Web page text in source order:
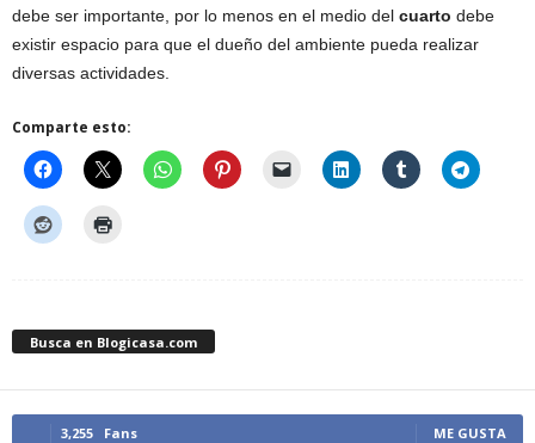
debe ser importante, por lo menos en el medio del cuarto debe
existir espacio para que el dueño del ambiente pueda realizar
diversas actividades.
Comparte esto:
Busca en Blogicasa.com
3,255 Fans ME GUSTA